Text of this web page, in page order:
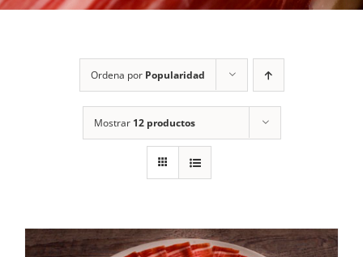
Ordena por Popularidad
Mostrar 12 productos